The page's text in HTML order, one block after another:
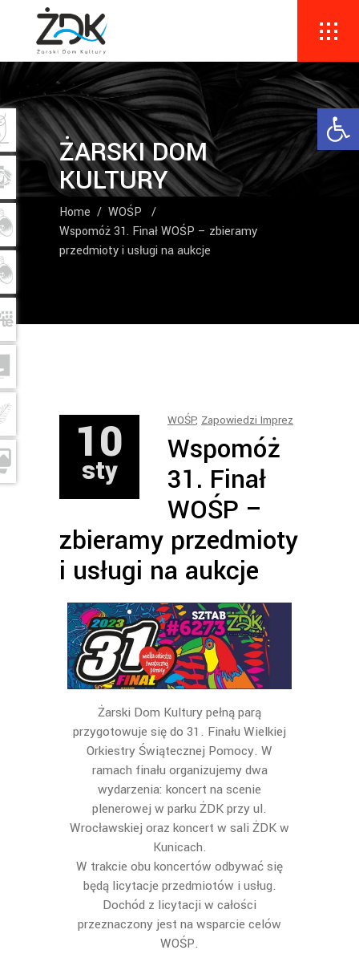
ŻARSKI DOM
KULTURY
Home / WOŚP
/
Wspomóż 31. Finał WOŚP – zbieramy
przedmioty i usługi na aukcje
10
sty
WOŚP, Zapowiedzi Imprez
Wspomóż
31. Finał
WOŚP –
zbieramy przedmioty
i usługi na aukcje
Żarski Dom Kultury pełną parą
przygotowuje się do 31. Finału Wielkiej
Orkiestry Świątecznej Pomocy. W
ramach finału organizujemy dwa
wydarzenia: koncert na scenie
plenerowej w parku ŻDK przy ul.
Wrocławskiej oraz koncert w sali ŻDK w
Kunicach.
W trakcie obu koncertów odbywać się
będą licytacje przedmiotów i usług.
Dochód z licytacji w całości
przeznaczony jest na wsparcie celów
WOŚP.